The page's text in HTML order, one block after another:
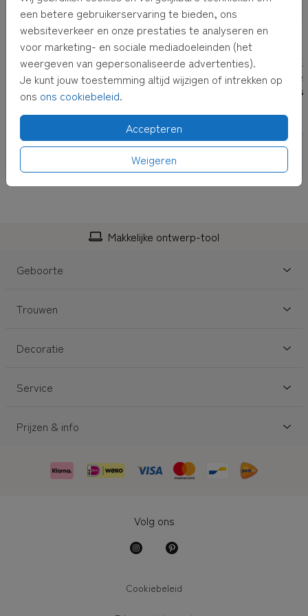
een betere gebruikerservaring te bieden, ons
websiteverkeer en onze prestaties te analyseren en
voor marketing- en sociale mediadoeleinden (het
weergeven van gepersonaliseerde advertenties).
Je kunt jouw toestemming altijd wijzigen of intrekken op
ons ons cookiebeleid.
Accepteren
Weigeren
adres kun je bij het afrekenen invullen.
TIP:Adressen altijd bij de hand hebben? Verzamel dan
adressen in jeeigen adresboek
Makkelijke ontwerp-tool
Geboorte
Trouwen
Decoratie
Service
Prijzen & info
Volg ons
Cookiebeleid